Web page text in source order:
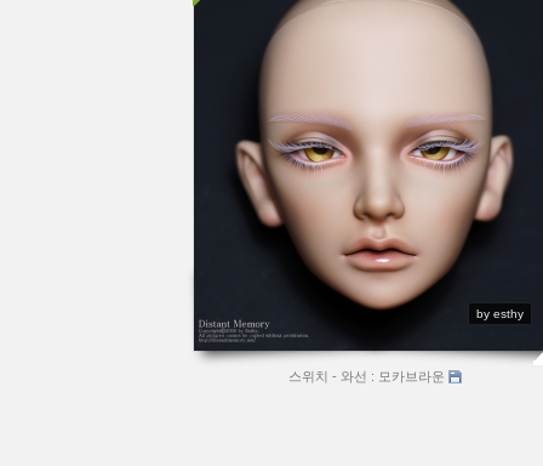
by esthy
스위치 - 와선 : 모카브라운